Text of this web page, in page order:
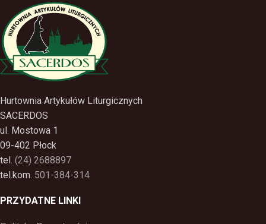
Hurtownia Artykułów Liturgicznych
SACERDOS
ul. Mostowa 1
09-402 Płock
tel. (24) 2688897
tel.kom. 501-384-314
PRZYDATNE LINKI